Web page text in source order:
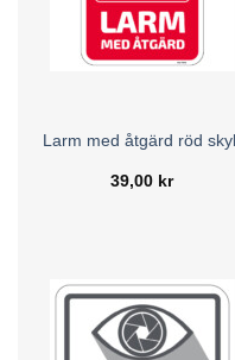
Larm med åtgärd röd
39,00 kr